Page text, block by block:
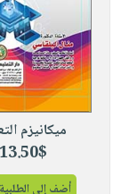
ميكانيزم
13.50$
أضف إلى الطلبية